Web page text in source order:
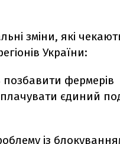
зміни, які
України:
позбавити фермерів
єдиний
із